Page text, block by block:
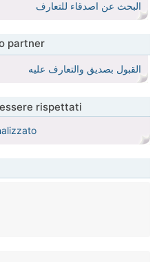
البحث عن اصدقاء للتعارف
partner
القبول بصديق والتعارف عليه
rispettati